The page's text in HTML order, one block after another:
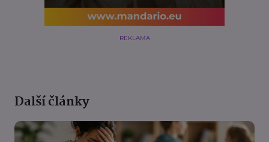
REKLAMA
Další články